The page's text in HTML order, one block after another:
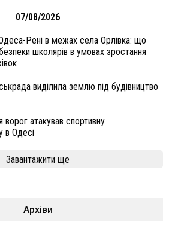
07/08/2026
Рені в межах села Орлівка: що
школярів в умовах зростання
виділила землю під будівництво
атакував спортивну
в Одесі
Завантажити ще
Архіви